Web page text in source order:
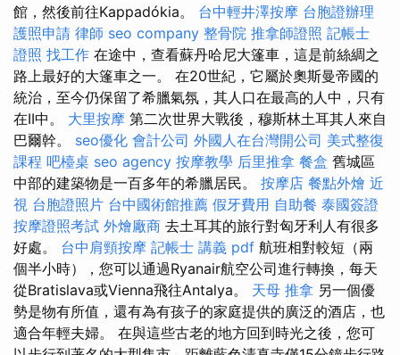
館，然後前往Kappadókia。 台中輕井澤按摩 台胞證辦理
護照申請 律師 seo company 整骨院 推拿師證照 記帳士
證照 找工作 在途中，查看蘇丹哈尼大篷車，這是前絲綢之
路上最好的大篷車之一。 在20世紀，它屬於奧斯曼帝國的
統治，至今仍保留了希臘氣氛，其人口在最高的人中，只有
在II中。 大里按摩 第二次世界大戰後，穆斯林土耳其人來自
巴爾幹。 seo優化 會計公司 外國人在台灣開公司 美式整復
課程 吧檯桌 seo agency 按摩教學 后里推拿 餐盒 舊城區
中部的建築物是一百多年的希臘居民。 按摩店 餐點外燴 近
視 台胞證照片 台中國術館推薦 假牙費用 自助餐 泰國簽證
按摩證照考試 外燴廠商 去土耳其的旅行對匈牙利人有很多
好處。 台中肩頸按摩 記帳士 講義 pdf 航班相對較短（兩
個半小時），您可以通過Ryanair航空公司進行轉換，每天
從Bratislava或Vienna飛往Antalya。 天母 推拿 另一個優
勢是物有所值，還有為有孩子的家庭提供的廣泛的酒店，也
適合年輕夫婦。 在與這些古老的地方回到時光之後，您可